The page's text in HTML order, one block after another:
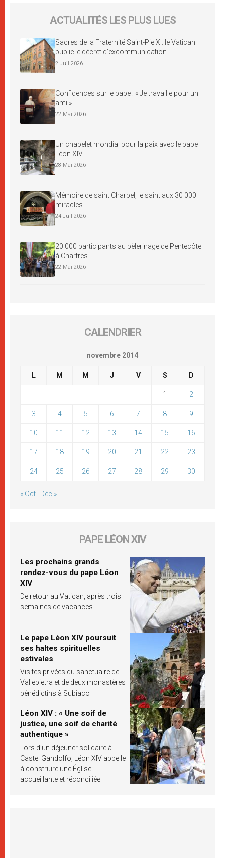
ACTUALITÉS LES PLUS LUES
Sacres de la Fraternité Saint-Pie X : le Vatican
publie le décret d’excommunication
2 Juil 2026
Confidences sur le pape : « Je travaille pour un
ami »
22 Mai 2026
Un chapelet mondial pour la paix avec le pape
Léon XIV
28 Mai 2026
Mémoire de saint Charbel, le saint aux 30 000
miracles
24 Juil 2026
20 000 participants au pèlerinage de Pentecôte
à Chartres
22 Mai 2026
CALENDRIER
novembre 2014
L M M J V S D
1 2
3 4 5 6 7 8 9
10 11 12 13 14 15 16
17 18 19 20 21 22 23
24 25 26 27 28 29 30
« Oct Déc »
PAPE LÉON XIV
Les prochains grands
rendez-vous du pape Léon
XIV
De retour au Vatican, après trois
semaines de vacances
Le pape Léon XIV poursuit
ses haltes spirituelles
estivales
Visites privées du sanctuaire de
Vallepietra et de deux monastères
bénédictins à Subiaco
Léon XIV : « Une soif de
justice, une soif de charité
authentique »
Lors d’un déjeuner solidaire à
Castel Gandolfo, Léon XIV appelle
à construire une Église
accueillante et réconciliée